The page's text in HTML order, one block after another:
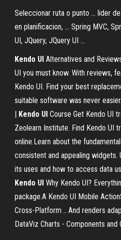
Seleccionar ruta o punto ... lider
en planificacion, ... Spring MVC,
UI, JQuery, JQuery UI ...
Kendo UI Alternatives and
UI you must know. With reviews,
Kendo UI. Find your best
suitable software was never easier.
| Kendo UI Course Get Kendo UI
Zeolearn Institute. Find Kendo UI
online.Learn about the
consistent and appealing widgets.
its uses and how to access data
Kendo UI Why Kendo UI?
package.A Kendo UI Mobile
Cross-Platform .. And renders
DataViz Charts - Components and